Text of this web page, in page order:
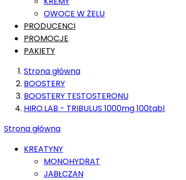
OWOCE W ŻELU
PRODUCENCI
PROMOCJE
PAKIETY
Strona główna
BOOSTERY
BOOSTERY TESTOSTERONU
HIRO.LAB - TRIBULUS 1000mg 100tabl
Strona główna
KREATYNY
MONOHYDRAT
JABŁCZAN